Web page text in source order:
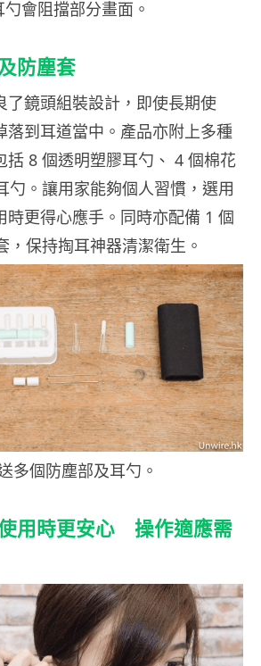
會阻擋部分畫面。
防塵套
了鏡頭組裝設計，即使長期使
落到耳道當中。產品亦附上多種
括 8 個透明塑膠耳勺、 4 個棉花
勺。讓用家能夠個人習慣，選用
時更得心應手。同時亦配備 1 個
，保持掏耳神器清潔衛生。
多個防塵部及耳勺。
用時更安心 操作適應需